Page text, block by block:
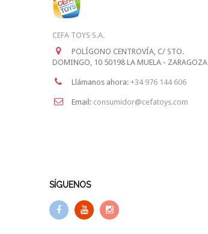
CEFA TOYS S.A.
POLÍGONO CENTROVÍA, C/ STO.
DOMINGO, 10 50198 LA MUELA - ZARAGOZA
Llámanos ahora: +34 976 144 606
Email: consumidor@cefatoys.com
SÍGUENOS